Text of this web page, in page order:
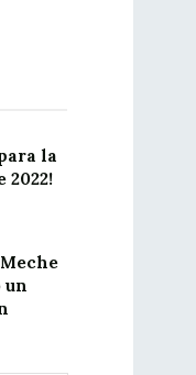
la
2022!
un